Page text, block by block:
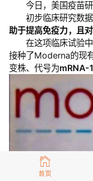
首页
今日，美国疫苗研
初步临床研究数据
助于提高免疫力，且
在这项临床试验中
接种了Moderna的现
变株、代号为mRNA-